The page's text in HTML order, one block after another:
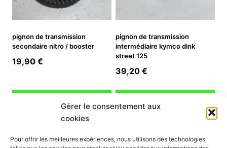
Gérer le consentement aux
cookies
Pour offrir les meilleures expériences, nous utilisons des technologies
pignon de transmission
secondaire nitro / booster
19,90 €
pignon de transmission
intermédiaire kymco dink
street 125
39,20 €
INFORMATION